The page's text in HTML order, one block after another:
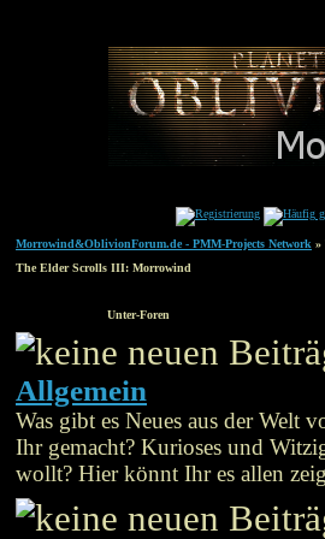
Morrowind&OblivionForum.de - PMM-Projects Network »
The Elder Scrolls III: Morrowind
Unter-Foren
Allgemein
Was gibt es Neues aus der Welt
Ihr gemacht? Kurioses und
wollt? Hier könnt Ihr es allen